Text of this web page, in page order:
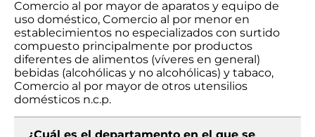
Comercio al por mayor de aparatos y equipo de
uso doméstico, Comercio al por menor en
establecimientos no especializados con surtido
compuesto principalmente por productos
diferentes de alimentos (víveres en general)
bebidas (alcohólicas y no alcohólicas) y tabaco,
Comercio al por mayor de otros utensilios
domésticos n.c.p.